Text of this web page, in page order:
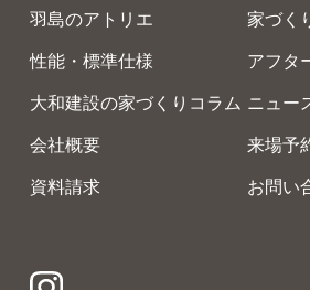
羽島のアトリエ 家づく
性能・標準仕様 アフタ
大和建設の家づくりコラム ニュー
会社概要 来場予
資料請求 お問い